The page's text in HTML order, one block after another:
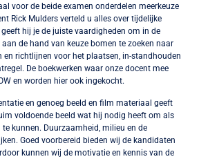
voor de beide examen onderdelen meerkeuze
Rick Mulders verteld u alles over tijdelijke
hij je de juiste vaardigheden om in de
de hand van keuze bomen te zoeken naar
richtlijnen voor het plaatsen, in-standhouden
De boekwerken waar onze docent mee
en worden hier ook ingekocht.
en genoeg beeld en film materiaal geeft
voldoende beeld wat hij nodig heeft om als
te kunnen. Duurzaamheid, milieu en de
Goed voorbereid bieden wij de kandidaten
kunnen wij de motivatie en kennis van de